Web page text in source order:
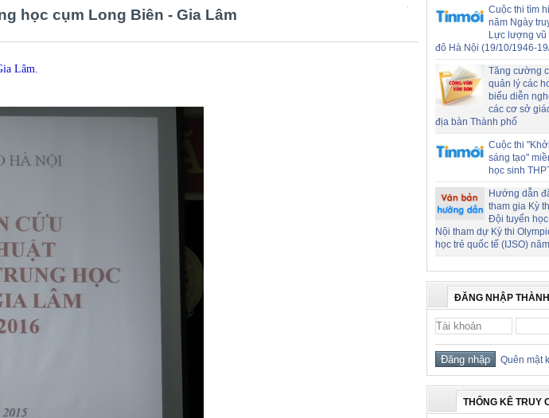
học cụm Long Biên - Gia Lâm
Lâm.
Cuộc thi tìm
năm Ngày
Lực lượng vũ
đô Hà Nội (19/10/1946-
Tăng cường
quản lý các
biểu diễn
các cơ sở
địa bàn Thành phố
Cuộc thi
sáng tạo"
học sinh
Hướng dẫn
tham gia Kỳ
Đội tuyển
Nội tham dự Kỳ thi
học trẻ quốc tế (IJSO)
ĐĂNG NHẬP
Quên mật
THỐNG KÊ TRUY